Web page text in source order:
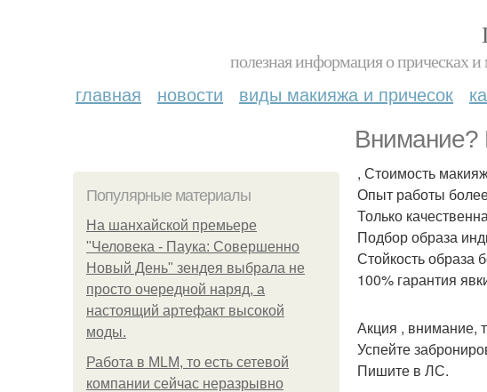
полезная информация о прическах
главная новости виды макияжа и причесок
Внимание?
Популярные материалы
На шанхайской премьере
"Человека - Паука: Совершенно
Новый День" зендея выбрала не
просто очередной наряд, а
настоящий артефакт высокой
моды.
Работа в MLM, то есть сетевой
компании сейчас неразрывно
, Стоимость
Опыт работы
Только
Подбор образа
Стойкость образа
100% гарантия
Акция , внимание,
Успейте
Пишите в ЛС.